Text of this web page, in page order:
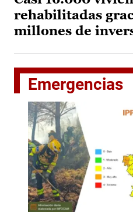
rehabilitadas
millones de
Emergencias